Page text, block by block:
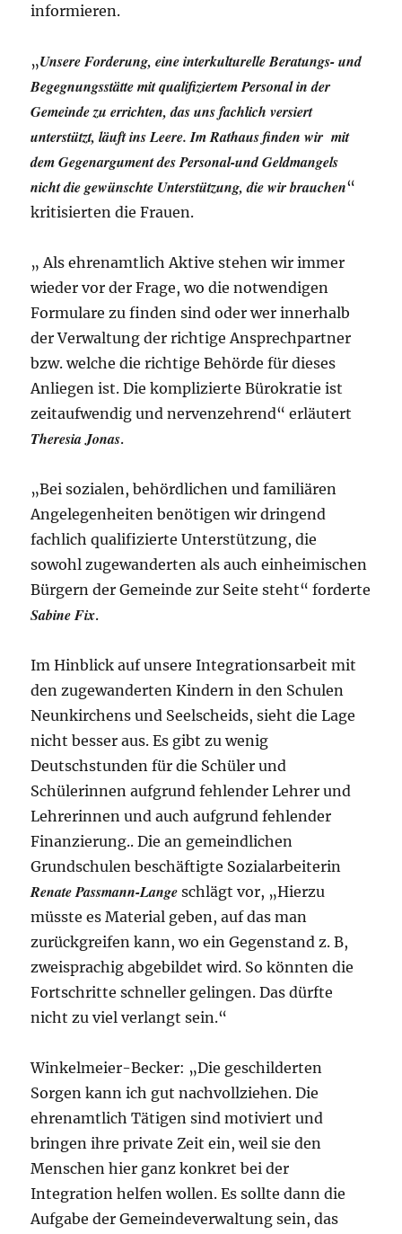
informieren.
„Unsere Forderung, eine interkulturelle Beratungs- und
Begegnungsstätte mit qualifiziertem Personal in der
Gemeinde zu errichten, das uns fachlich versiert
unterstützt, läuft ins Leere. Im Rathaus finden wir mit
dem Gegenargument des Personal-und Geldmangels
nicht die gewünschte Unterstützung, die wir brauchen“
kritisierten die Frauen.
„ Als ehrenamtlich Aktive stehen wir immer
wieder vor der Frage, wo die notwendigen
Formulare zu finden sind oder wer innerhalb
der Verwaltung der richtige Ansprechpartner
bzw. welche die richtige Behörde für dieses
Anliegen ist. Die komplizierte Bürokratie ist
zeitaufwendig und nervenzehrend“ erläutert
Theresia Jonas.
„Bei sozialen, behördlichen und familiären
Angelegenheiten benötigen wir dringend
fachlich qualifizierte Unterstützung, die
sowohl zugewanderten als auch einheimischen
Bürgern der Gemeinde zur Seite steht“ forderte
Sabine Fix.
Im Hinblick auf unsere Integrationsarbeit mit
den zugewanderten Kindern in den Schulen
Neunkirchens und Seelscheids, sieht die Lage
nicht besser aus. Es gibt zu wenig
Deutschstunden für die Schüler und
Schülerinnen aufgrund fehlender Lehrer und
Lehrerinnen und auch aufgrund fehlender
Finanzierung.. Die an gemeindlichen
Grundschulen beschäftigte Sozialarbeiterin
Renate Passmann-Lange schlägt vor, „Hierzu
müsste es Material geben, auf das man
zurückgreifen kann, wo ein Gegenstand z. B,
zweisprachig abgebildet wird. So könnten die
Fortschritte schneller gelingen. Das dürfte
nicht zu viel verlangt sein.“
Winkelmeier-Becker: „Die geschilderten
Sorgen kann ich gut nachvollziehen. Die
ehrenamtlich Tätigen sind motiviert und
bringen ihre private Zeit ein, weil sie den
Menschen hier ganz konkret bei der
Integration helfen wollen. Es sollte dann die
Aufgabe der Gemeindeverwaltung sein, das